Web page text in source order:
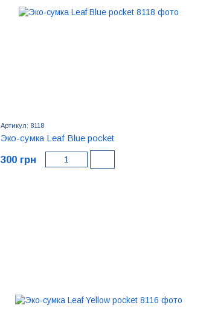
Артикул: 8118
Эко-сумка Leaf Blue pocket
300 грн